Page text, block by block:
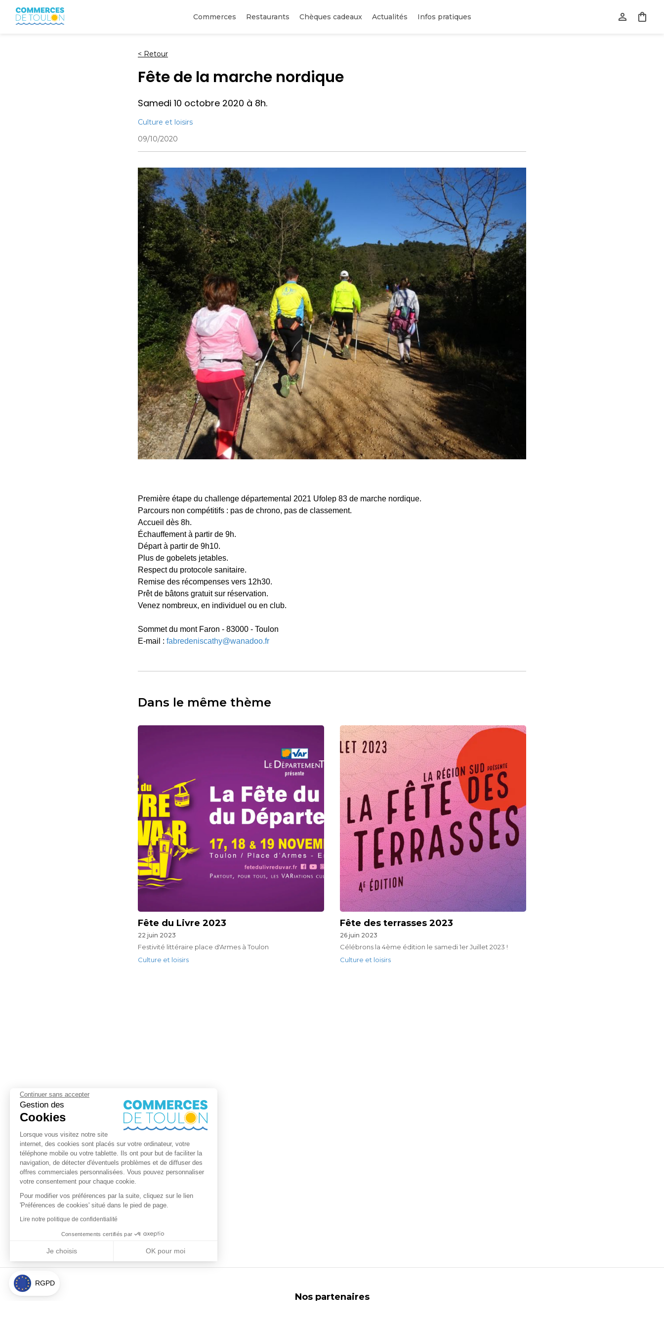
Continuer sans accepter
Gestion des
Cookies
Lorsque vous visitez notre site
internet, des cookies sont placés sur votre ordinateur, votre
téléphone mobile ou votre tablette. Ils ont pour but de faciliter la
navigation, de détecter d'éventuels problèmes et de diffuser des
offres commerciales personnalisées. Vous pouvez personnaliser
votre consentement pour chaque cookie.
Pour modifier vos préférences par la suite, cliquez sur le lien
'Préférences de cookies' situé dans le pied de page.
Lire notre politique de confidentialité
Consentements certifiés par
Je choisis
OK pour moi
Axeptio consent
Plateforme de Gestion du Consentement : Personnalisez vos Options
Notre plateforme vous permet d'adapter et de gérer vos paramètres de confidentialité, en garantissant la conformité avec les réglementations. Personnalisez vos préférences pour contrôler la manière dont
RGPD
Commerces Restaurants Chèques cadeaux Actualités Infos pratiques
< Retour
Fête de la marche nordique
Samedi 10 octobre 2020 à 8h.
Culture et loisirs
09/10/2020
Première étape du challenge départemental 2021 Ufolep 83 de marche nordique.
Parcours non compétitifs : pas de chrono, pas de classement.
Accueil dès 8h.
Échauffement à partir de 9h.
Départ à partir de 9h10.
Plus de gobelets jetables.
Respect du protocole sanitaire.
Remise des récompenses vers 12h30.
Prêt de bâtons gratuit sur réservation.
Venez nombreux, en individuel ou en club.
Sommet du mont Faron - 83000 - Toulon
E-mail : fabredeniscathy@wanadoo.fr
Dans le même thème
Fête du Livre 2023
22 juin 2023
Festivité littéraire place d'Armes à Toulon
Culture et loisirs
Fête des terrasses 2023
26 juin 2023
Célébrons la 4ème édition le samedi 1er Juillet 2023 !
Culture et loisirs
Nos partenaires